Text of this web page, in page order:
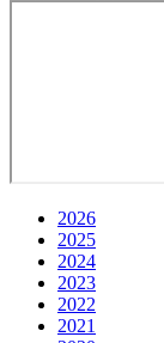
2026
2025
2024
2023
2022
2021